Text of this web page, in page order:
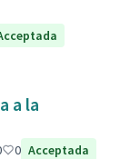
a la
0 Acceptada